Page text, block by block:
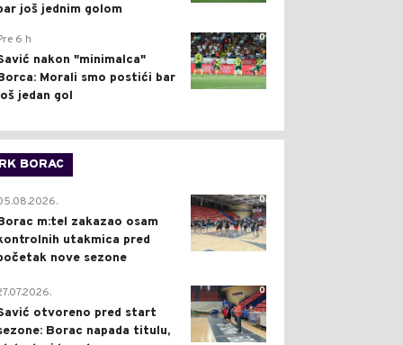
još jednim golom
0
6 h
nakon "minimalca"
Morali smo postići bar
jedan gol
RK BORAC
0
m:tel zakazao osam
utakmica pred
nove sezone
0
otvoreno pred start
Borac napada titulu,